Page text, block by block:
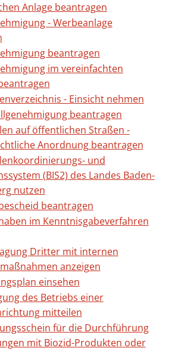
Anlage beantragen
- Werbeanlage
beantragen
im vereinfachten
- Einsicht nehmen
beantragen
auf öffentlichen Straßen -
Anordnung beantragen
und
(BIS2) des Landes Baden-
nutzen
beantragen
im Kenntnisgabeverfahren
Dritter mit internen
anzeigen
einsehen
des Betriebs einer
mitteilen
für die Durchführung
mit Biozid-Produkten oder